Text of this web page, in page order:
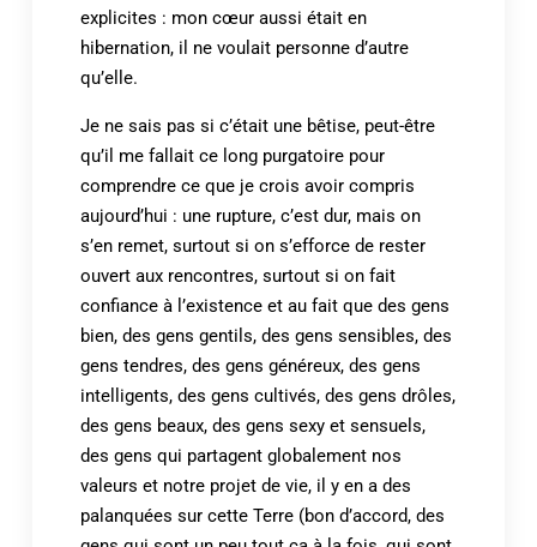
explicites : mon cœur aussi était en
hibernation, il ne voulait personne d’autre
qu’elle.
Je ne sais pas si c’était une bêtise, peut-être
qu’il me fallait ce long purgatoire pour
comprendre ce que je crois avoir compris
aujourd’hui : une rupture, c’est dur, mais on
s’en remet, surtout si on s’efforce de rester
ouvert aux rencontres, surtout si on fait
confiance à l’existence et au fait que des gens
bien, des gens gentils, des gens sensibles, des
gens tendres, des gens généreux, des gens
intelligents, des gens cultivés, des gens drôles,
des gens beaux, des gens sexy et sensuels,
des gens qui partagent globalement nos
valeurs et notre projet de vie, il y en a des
palanquées sur cette Terre (bon d’accord, des